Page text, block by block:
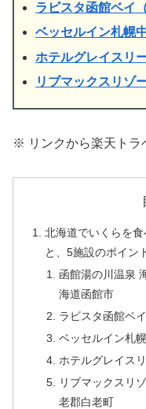
ラビスタ函館ベイ
ベッセルイン札幌
ホテルグレイスリ
リブマックスリゾ
※ リンクから楽天トラ
北海道でいくらを
と、5施設のポイン
函館湯の川温泉
海道函館市
ラビスタ函館ベ
ベッセルイン札
ホテルグレイス
リブマックスリ
老郡白老町